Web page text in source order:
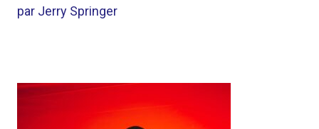
par Jerry Springer